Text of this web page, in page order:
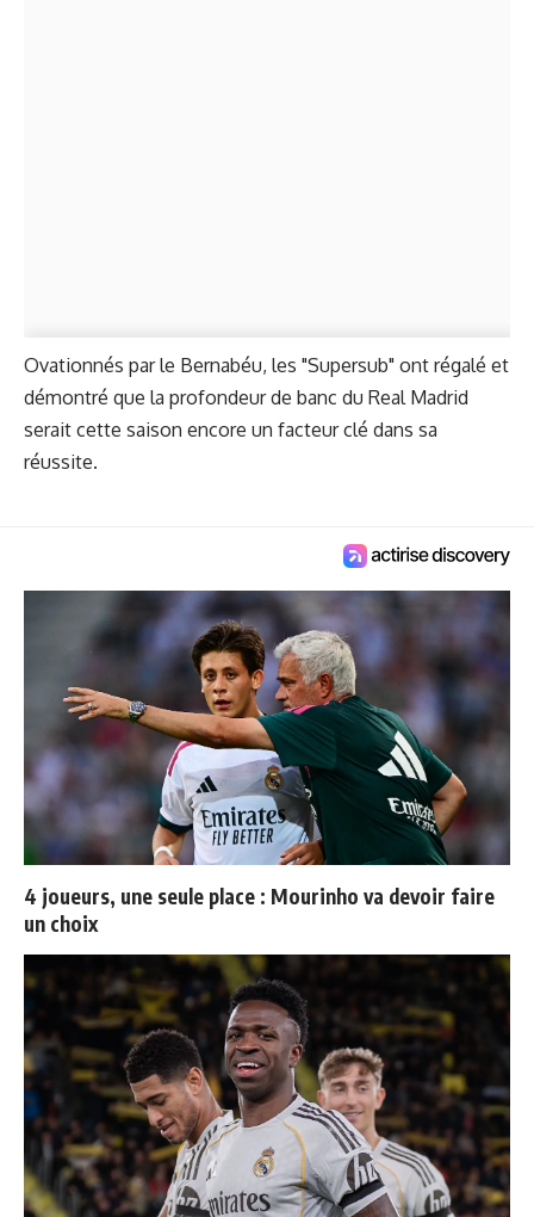
Ovationnés par le Bernabéu, les "Supersub" ont régalé et
démontré que la profondeur de banc du Real Madrid
serait cette saison encore un facteur clé dans sa
réussite.
4 joueurs, une seule place : Mourinho va devoir faire
un choix